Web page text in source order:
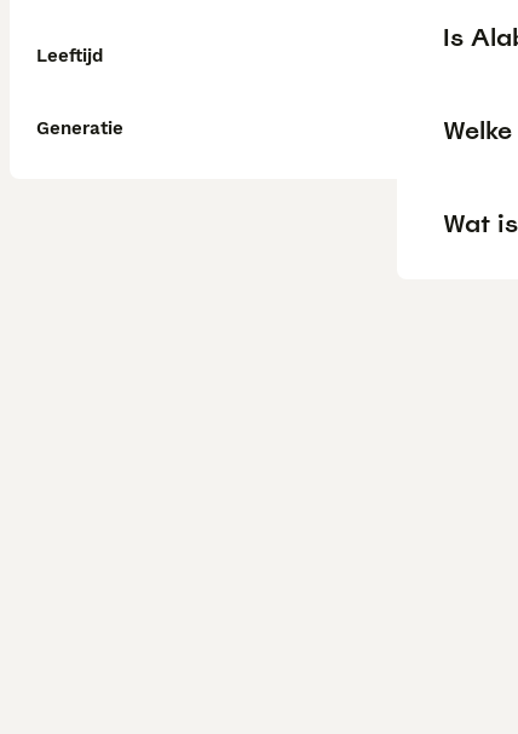
Leeftijd
Generatie
Is
Wat